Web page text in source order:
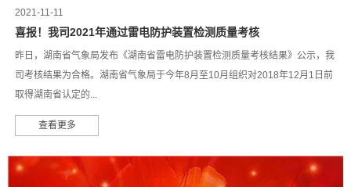
2021-11-11
喜报！我司2021年通过雷电防护装置检测质量考核
昨日，湖南省气象局发布《湖南省雷电防护装置检测质量考核结果》公示，我
司考核结果为合格。湖南省气象局于今年8月至10月组织对2018年12月1日前
取得湖南省认定的...
查看更多